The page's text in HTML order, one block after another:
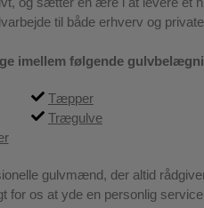
til både erhverv og
imellem følgende
Tæpper
Trægulve
gulvmænd, der altid
for os at yde en personlig